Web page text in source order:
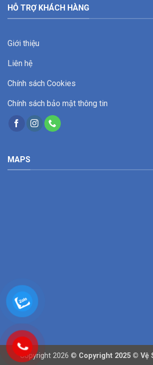
HỖ TRỢ KHÁCH HÀNG
Giới thiệu
Liên hệ
Chính sách Cookies
Chính sách bảo mật thông tin
MAPS
Copyright 2026 © Copyright 2025 © Vệ